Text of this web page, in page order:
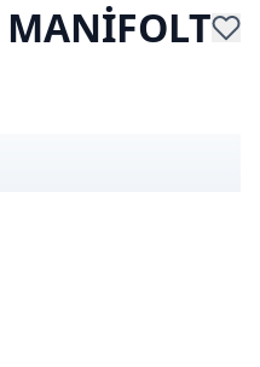
MANİFOLT